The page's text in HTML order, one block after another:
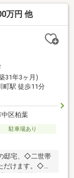
室南向きの明る
おすすめ◆収納
万円 他
31年3ヶ月)
町駅 徒歩11分
区柏葉
駐車場あり
邸宅、◇二世帯
だけます。◇カ